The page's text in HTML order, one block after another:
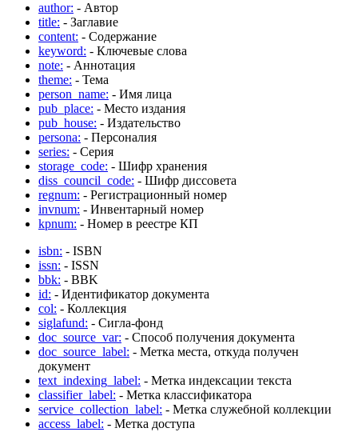
author: - Автор
title: - Заглавие
content: - Содержание
keyword: - Ключевые слова
note: - Аннотация
theme: - Тема
person_name: - Имя лица
pub_place: - Место издания
pub_house: - Издательство
persona: - Персоналия
series: - Серия
storage_code: - Шифр хранения
diss_council_code: - Шифр диссовета
regnum: - Регистрационный номер
invnum: - Инвентарный номер
kpnum: - Номер в реестре КП
isbn: - ISBN
issn: - ISSN
bbk: - BBK
id: - Идентификатор документа
col: - Коллекция
siglafund: - Сигла-фонд
doc_source_var: - Способ получения документа
doc_source_label: - Метка места, откуда получен
документ
text_indexing_label: - Метка индексации текста
classifier_label: - Метка классификатора
service_collection_label: - Метка служебной коллекции
access_label: - Метка доступа